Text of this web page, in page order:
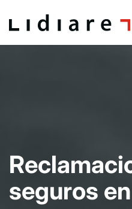
Reclamaci
seguros en